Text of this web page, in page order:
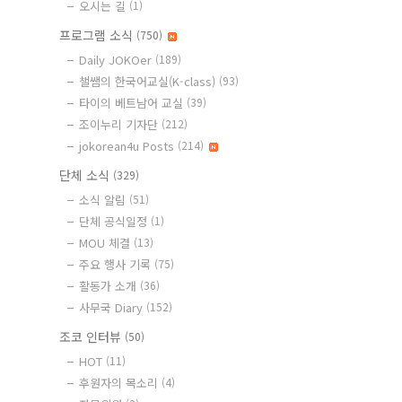
오시는 길 (1)
프로그램 소식 (750)
Daily JOKOer (189)
챌쌤의 한국어교실(K-class) (93)
타이의 베트남어 교실 (39)
조이누리 기자단 (212)
jokorean4u Posts (214)
단체 소식 (329)
소식 알림 (51)
단체 공식일정 (1)
MOU 체결 (13)
주요 행사 기록 (75)
활동가 소개 (36)
사무국 Diary (152)
조코 인터뷰 (50)
HOT (11)
후원자의 목소리 (4)